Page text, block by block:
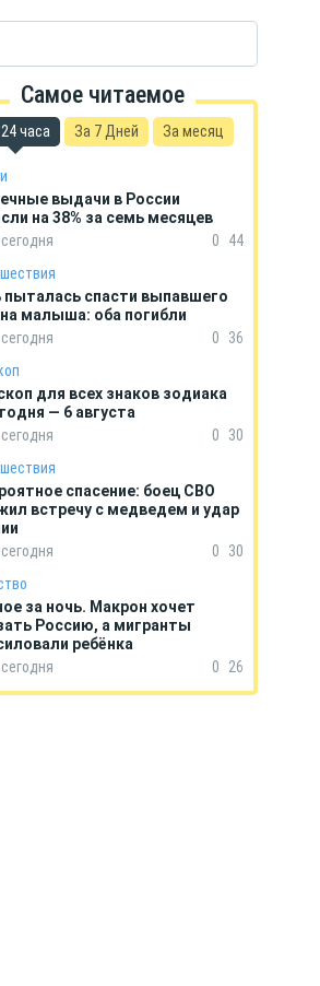
Самое читаемое
часа За 7 Дней За месяц
выдачи в России
на 38% за семь месяцев
0
44
пыталась спасти выпавшего
малыша: оба погибли
0
36
для всех знаков зодиака
— 6 августа
0
30
спасение: боец СВО
встречу с медведем и удар
0
30
за ночь. Макрон хочет
Россию, а мигранты
ребёнка
0 26